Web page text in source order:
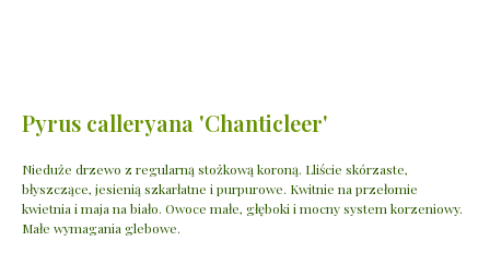
Pyrus calleryana 'Chanticleer'
Nieduże drzewo z regularną stożkową koroną. Lliście skórzaste,
błyszczące, jesienią szkarłatne i purpurowe. Kwitnie na przełomie
kwietnia i maja na biało. Owoce małe, głęboki i mocny system korzeniowy.
Małe wymagania glebowe.